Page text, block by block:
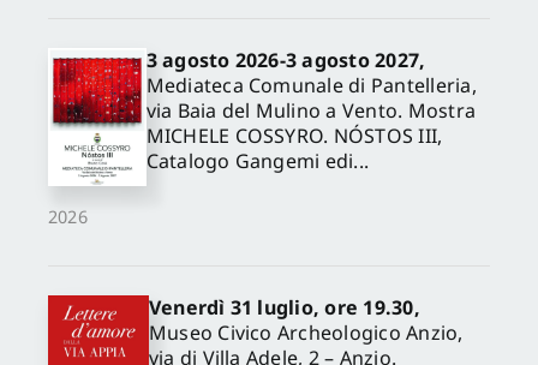
2026
3 agosto 2026-3 agosto 2027,
Mediateca Comunale di Pantelleria,
via Baia del Mulino a Vento. Mostra
MICHELE COSSYRO. NÓSTOS III,
Catalogo Gangemi edi...
Venerdì 31 luglio, ore 19.30,
Museo Civico Archeologico Anzio,
via di Villa Adele, 2 – Anzio.